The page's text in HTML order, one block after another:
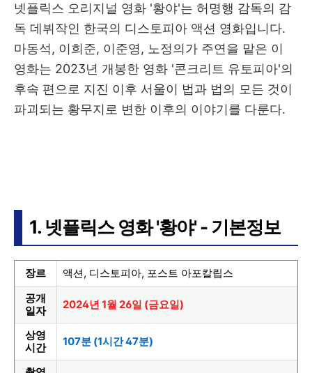
넷플릭스 오리지널 영화 '황야'는 허명행 감독의 감
독 데뷔작인 한국의 디스토피아 액션 영화입니다.
마동석, 이희준, 이준영, 노정의가 주연을 맡은 이
영화는 2023년 개봉한 영화 '콘크리트 유토피아'의
후속 편으로 지진 이후 서울이 법과 법의 모든 것이
파괴되는 황무지로 변한 이후의 이야기를 다룬다.
1. 넷플릭스 영화 '황야' - 기본정보
장르
액션, 디스토피아, 포스트 아포칼립스
공개
일자
2024년 1월 26일 (금요일)
상영
시간
107분 (1시간 47분)